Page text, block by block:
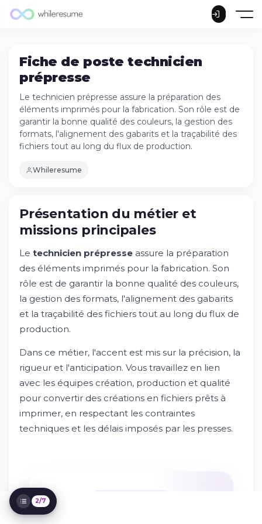
Fiche de poste technicien
prépresse
Le technicien prépresse assure la préparation des
éléments imprimés pour la fabrication. Son rôle est de
garantir la bonne qualité des couleurs, la gestion des
formats, l'alignement des gabarits et la traçabilité des
fichiers tout au long du flux de production.
Whileresume
Présentation du métier et missions
principales
Essayez Whileresume
Compétences et qualifications requises
Environnement de travail et perspectives
d'évolution
2/7
Présentation du métier et
missions principales
Le technicien prépresse assure la préparation
des éléments imprimés pour la fabrication. Son
rôle est de garantir la bonne qualité des couleurs,
la gestion des formats, l'alignement des gabarits
et la traçabilité des fichiers tout au long du flux de
production.
Dans ce métier, l'accent est mis sur la précision, la
rigueur et l'anticipation. Vous travaillez en lien
avec les équipes création, production et qualité
pour convertir des créations en fichiers prêts à
imprimer, en respectant les contraintes
techniques et les délais imposés par les presses.